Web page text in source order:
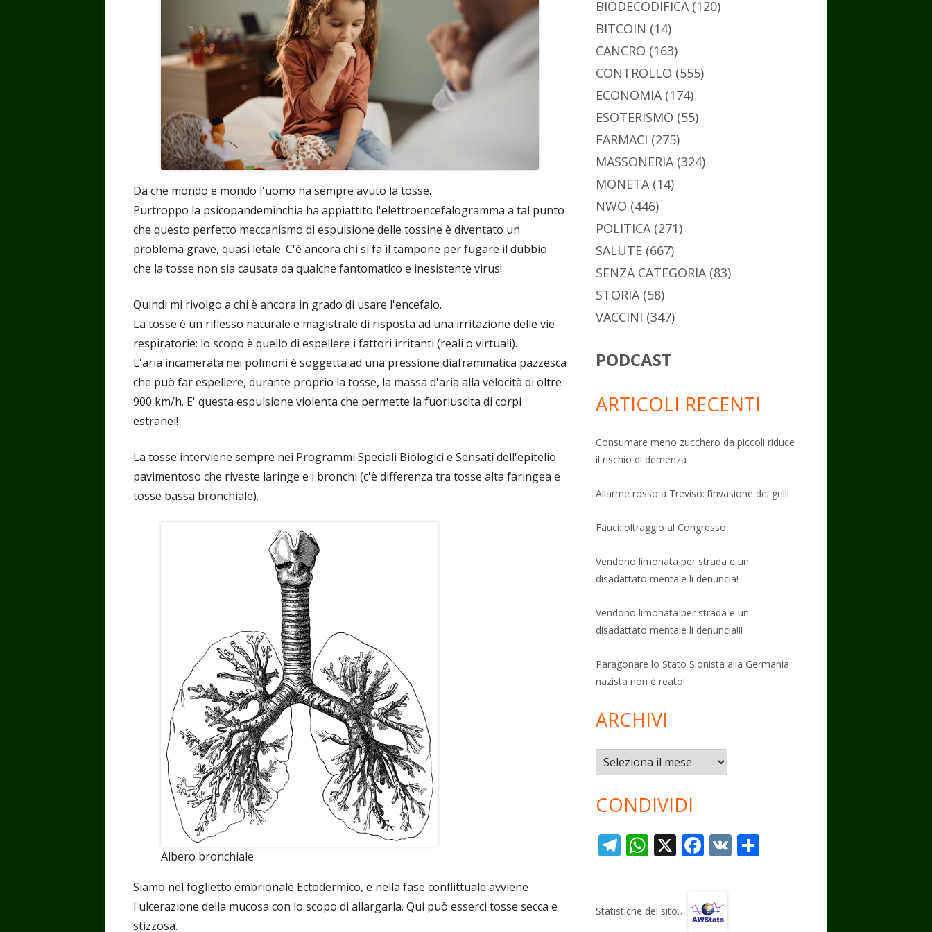
Da che mondo e mondo l'uomo ha sempre avuto la tosse.
Purtroppo la psicopandeminchia ha appiattito l'elettroencefalogramma a tal punto
che questo perfetto meccanismo di espulsione delle tossine è diventato un
problema grave, quasi letale. C'è ancora chi si fa il tampone per fugare il dubbio
che la tosse non sia causata da qualche fantomatico e inesistente virus!
Quindi mi rivolgo a chi è ancora in grado di usare l'encefalo.
La tosse è un riflesso naturale e magistrale di risposta ad una irritazione delle vie
respiratorie: lo scopo è quello di espellere i fattori irritanti (reali o virtuali).
L'aria incamerata nei polmoni è soggetta ad una pressione diaframmatica pazzesca
che può far espellere, durante proprio la tosse, la massa d'aria alla velocità di oltre
900 km/h. E' questa espulsione violenta che permette la fuoriuscita di corpi
estranei!
La tosse interviene sempre nei Programmi Speciali Biologici e Sensati dell'epitelio
pavimentoso che riveste laringe e i bronchi (c'è differenza tra tosse alta faringea e
tosse bassa bronchiale).
Albero bronchiale
Siamo nel foglietto embrionale Ectodermico, e nella fase conflittuale avviene
l'ulcerazione della mucosa con lo scopo di allargarla. Qui può esserci tosse secca e
stizzosa.
BIODECODIFICA(120)
BITCOIN (14)
CANCRO (163)
CONTROLLO (555)
ECONOMIA(174)
ESOTERISMO (55)
FARMACI (275)
MASSONERIA(324)
MONETA(14)
NWO (446)
POLITICA(271)
SALUTE (667)
SENZA CATEGORIA(83)
STORIA(58)
VACCINI (347)
PODCAST
ARTICOLI RECENTI
Consumare meno zucchero da piccoli riduce
il rischio di demenza
Allarme rosso a Treviso: l’invasione dei grilli
Fauci: oltraggio al Congresso
Vendono limonata per strada e un
disadattato mentale li denuncia!
Vendono limonata per strada e un
disadattato mentale li denuncia!!!
Paragonare lo Stato Sionista alla Germania
nazista non è reato!
ARCHIVI
Archivi
CONDIVIDI
T
gr
W
s
X F
b
V
Statistiche del sito…